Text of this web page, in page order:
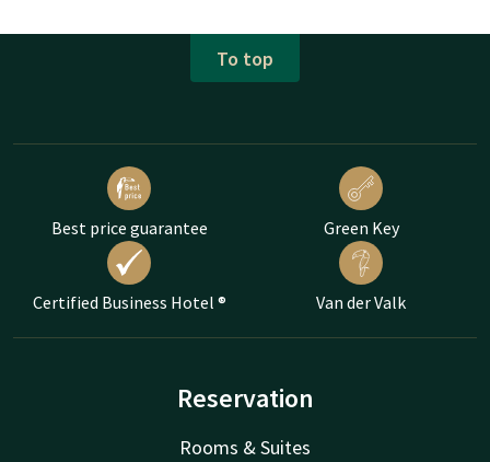
To top
Best price guarantee Green Key
Certified Business Hotel ® Van der Valk
Reservation
Rooms & Suites